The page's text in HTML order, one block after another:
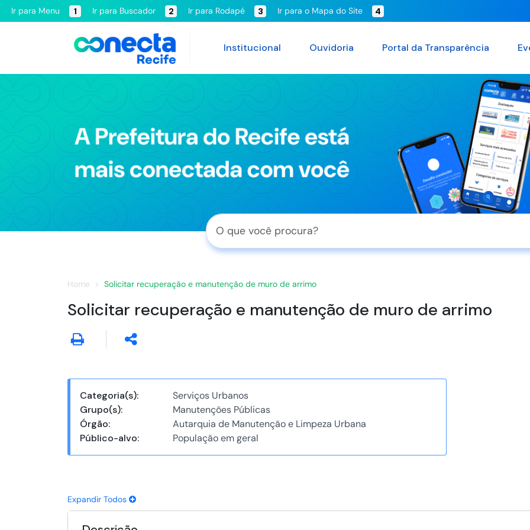
Ir para Menu 1 Ir para Buscador 2 Ir para Rodapé 3 Ir para o Mapa do Site 4
Institucional Ouvidoria Portal da Transparência
Home Solicitar recuperação e manutenção de muro de arrimo
Solicitar recuperação e manutenção de muro de arrimo
Categoria(s):
Serviços Urbanos
Grupo(s):
Manutenções Públicas
Órgão:
Autarquia de Manutenção e Limpeza Urbana
Público-alvo:
População em geral
Expandir Todos